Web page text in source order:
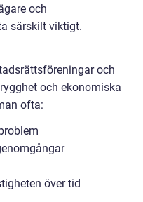
och
särskilt viktigt.
och
och ekonomiska
ofta:
över tid